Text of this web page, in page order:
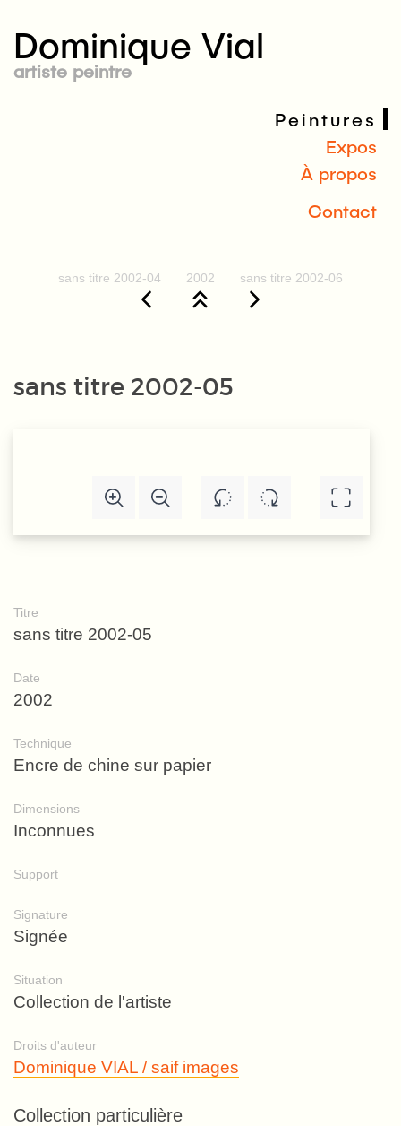
Dominique Vial
artiste peintre
Peintures
Expos
À propos
Contact
sans titre 2002-04 2002 sans titre 2002-06
sans titre 2002-05
Titre
sans titre 2002-05
Date
2002
Technique
Encre de chine sur papier
Dimensions
Inconnues
Support
Signature
Signée
Situation
Collection de l'artiste
Droits d'auteur
Dominique VIAL / saif images
Collection particulière